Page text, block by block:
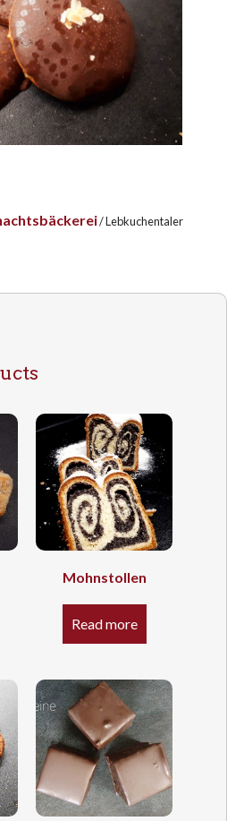
/ Lebkuchentaler
Mohnstollen
Read more